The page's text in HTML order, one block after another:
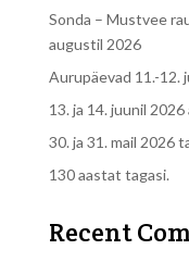
Sonda – Mustvee
augustil 2026
Aurupäevad 11.-12.
13. ja 14. juunil
30. ja 31. mail 2026
130 aastat tagasi.
Recent